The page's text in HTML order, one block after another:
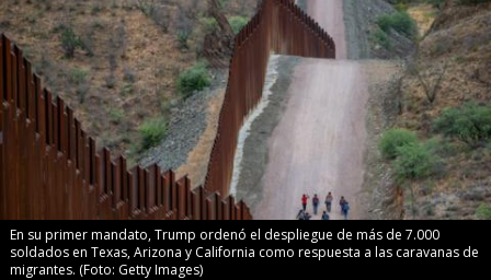
En su primer mandato, Trump ordenó el despliegue de más de 7.000
soldados en Texas, Arizona y California como respuesta a las caravanas de
migrantes. (Foto: Getty Images)